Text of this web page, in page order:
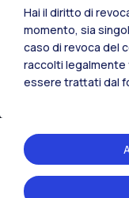
Hai il diritto di
momento, sia
caso di revoca del
raccolti legalmente
essere trattati dal